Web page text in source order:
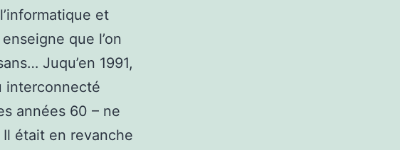
et
que l’on
Juqu’en 1991,
interconnecté
années 60 – ne
était en revanche